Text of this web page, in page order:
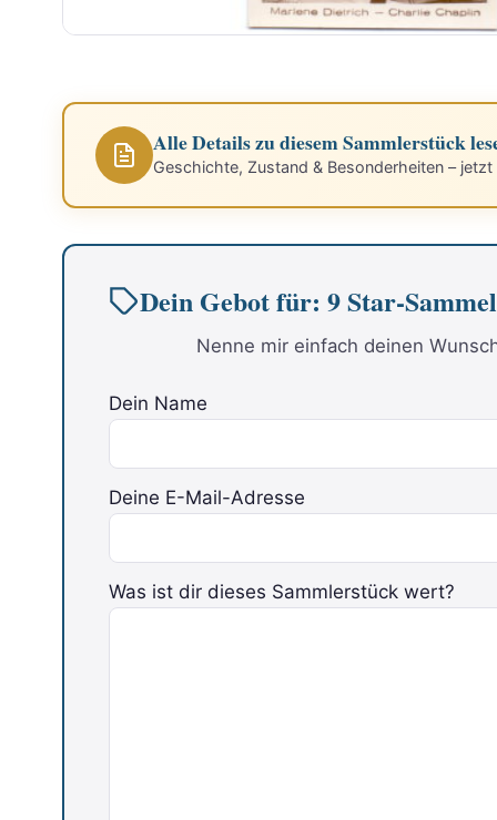
Alle Details zu diesem Sammlerstück
Geschichte, Zustand & Besonderheiten –
Dein Gebot für: 9 Star-
Nenne mir einfach deinen
Dein Name
Deine E-Mail-Adresse
Bitte lasse dieses Feld leer.
Was ist dir dieses Sammlerstück wert?